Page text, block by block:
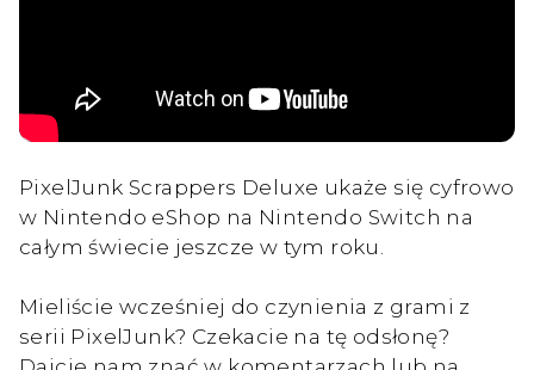
PixelJunk Scrappers Deluxe ukaże się cyfrowo
w Nintendo eShop na Nintendo Switch na
całym świecie jeszcze w tym roku.
Mieliście wcześniej do czynienia z grami z
serii PixelJunk? Czekacie na tę odsłonę?